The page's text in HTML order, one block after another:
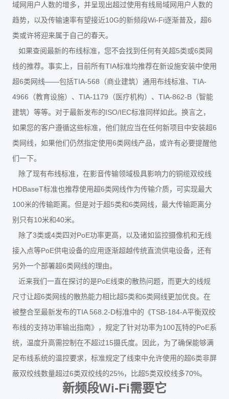
域网用户人数的增多，并呈现出超过使用有线局域网用户人数的
趋势，以及传输速率有望接近10G的新频段Wi-Fi逐渐普及，超6
类或许将迎来属于自己的春天。
如果查阅最新的布线标准，您不会找到任何有关超5类或6类网
线的推荐。事实上，目前所有TIA标准均推荐在新设施安装中使用
超6类网线——包括TIA-568 （商业建筑）通用布线标准、 TIA-
4966 （教育设施）、 TIA-1179 （医疗机构）、 TIA-862-B （智能
建筑）等等。对于最新发布的ISO/IEC标准同样如此。换言之，
如果您的客户遵循这些标准，他们就应当在任何新项目中安装超6
类网线，如果他们仍然指定使用6类网线产品，或许有必要提醒他
们一下。
除了现有布线标准，在影音传输领域极具影响力的铜缆双绞线
HDBaseT标准也推荐使用超6类网线作为传输介质，可实现最大
100米的传输距离。但是对于超5类和6类网线，最大传输距离分
别只有10米和40米。
除了3类或4类四对PoE功率更高，以及诸如监控摄像机和无线
接入点等PoE供电设备的应用逐渐超越传统直流供电设备，还有
另外一个部署超6类网线的理由。
近来我们一直在探讨的是PoE线束的散热问题，而更大的线规
尺寸让超6类网线的散热能力相比超5类和6类网线更加优良。在
被整合至最新发布的TIA 568.2-D标准中的《TSB-184-A平衡双绞
布线的支持功率输出指南》，规定了针对功率为100 瓦特的PoE系
统，温度升高需控制在不超过15摄氏度。因此，为了确保能够满
足布线系统的温控要求，标准规定了线束中允许使用的超6类非屏
蔽双绞线数量超过6类双绞线的25%，比超5类双绞线多70%。
新频段Wi-Fi需要它